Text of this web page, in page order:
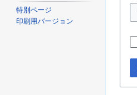
特別ページ
印刷用バージョン